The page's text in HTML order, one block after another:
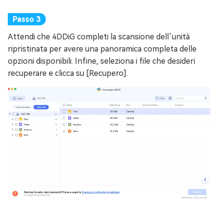
Attendi che 4DDiG completi la scansione dell’unità
ripristinata per avere una panoramica completa delle
opzioni disponibili. Infine, seleziona i file che desideri
recuperare e clicca su [Recupero].